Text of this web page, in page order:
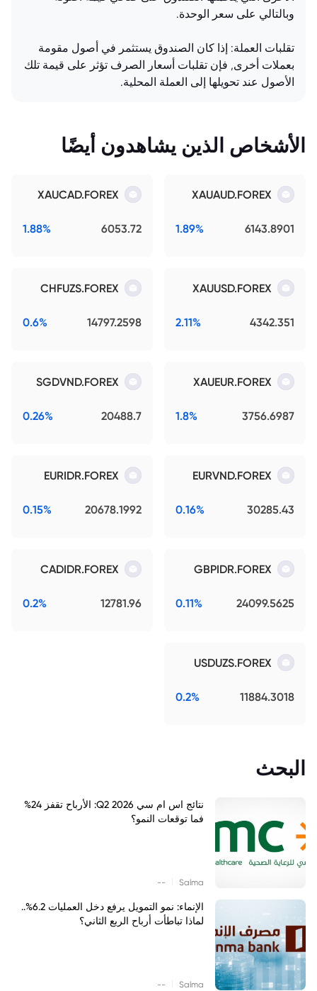
وبالتالي على سعر الوحدة.
تقلبات العملة: إذا كان الصندوق يستثمر في أصول مقومة
بعملات أخرى, فإن تقلبات أسعار الصرف تؤثر على قيمة تلك
الأصول عند تحويلها إلى العملة المحلية.
الأشخاص الذين يشاهدون أيضًا
XAUAUD.FOREX
6143.8901
1.89%
XAUCAD.FOREX
6053.72
1.88%
XAUUSD.FOREX
4342.351
2.11%
CHFUZS.FOREX
14797.2598
0.6%
XAUEUR.FOREX
3756.6987
1.8%
SGDVND.FOREX
20488.7
0.26%
EURVND.FOREX
30285.43
0.16%
EURIDR.FOREX
20678.1992
0.15%
GBPIDR.FOREX
24099.5625
0.11%
CADIDR.FOREX
12781.96
0.2%
USDUZS.FOREX
11884.3018
0.2%
البحث
نتائج اس ام سي Q2 2026: الأرباح تقفز 24%
فما توقعات النمو؟
Salma
--
الإنماء: نمو التمويل يرفع دخل العمليات 6.2%..
لماذا تباطأت أرباح الربع الثاني؟
Salma
--